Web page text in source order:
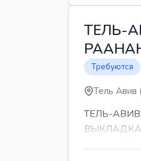
ТЕЛЬ-
Требуются
Тель Авив
ТЕЛЬ-
ВЫКЛАДКА